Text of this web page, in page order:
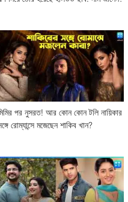
পর নুসরত! আর কোন কোন টলি নায়িকার
রোম্যান্সে মজেছেন শাকিব খান?